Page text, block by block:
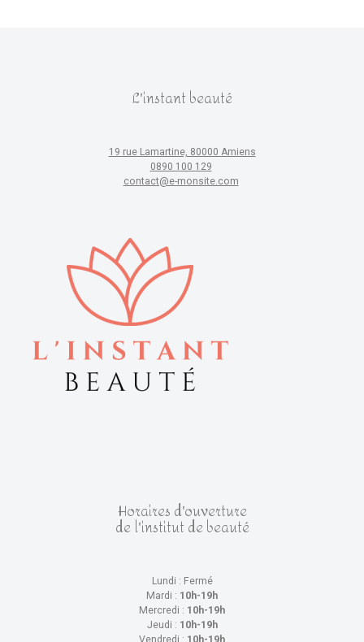
L'instant beauté
19 rue Lamartine, 80000 Amiens
0890 100 129
contact@e-monsite.com
Horaires d'ouverture
de l'institut de beauté
Lundi : Fermé
Mardi : 10h-19h
Mercredi : 10h-19h
Jeudi : 10h-19h